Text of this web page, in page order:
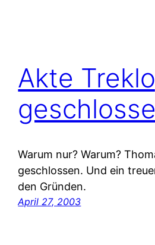
Akte
Warum nur? Warum?
geschlossen. Und ein
den Gründen.
April 27, 2003